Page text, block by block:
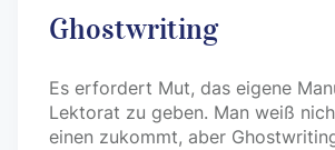
Ghostwriting
Es erfordert Mut, das eigene
Lektorat zu geben. Man weiß
einen zukommt, aber